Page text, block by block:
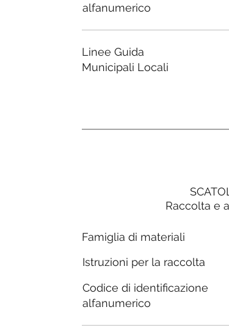
alfanumerico
Linee Guida
Municipali Locali
Raccolta e
Famiglia di materiali
Istruzioni per la raccolta
Codice di identificazione
alfanumerico